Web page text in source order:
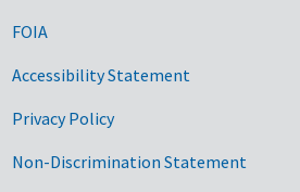
FOIA
Accessibility Statement
Privacy Policy
Non-Discrimination Statement